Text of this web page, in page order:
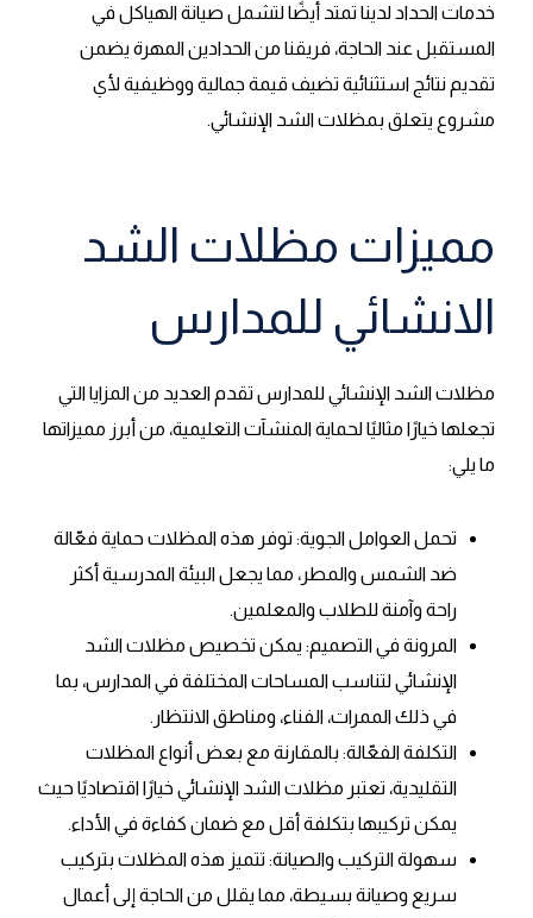
خدمات الحداد لدينا تمتد أيضًا لتشمل صيانة الهياكل في
المستقبل عند الحاجة، فريقنا من الحدادين المهرة يضمن
تقديم نتائج استثنائية تضيف قيمة جمالية ووظيفية لأي
مشروع يتعلق بمظلات الشد الإنشائي.
مميزات مظلات الشد
الانشائي للمدارس
مظلات الشد الإنشائي للمدارس تقدم العديد من المزايا التي
تجعلها خيارًا مثاليًا لحماية المنشآت التعليمية، من أبرز مميزاتها
ما يلي:
تحمل العوامل الجوية: توفر هذه المظلات حماية فعّالة
ضد الشمس والمطر، مما يجعل البيئة المدرسية أكثر
راحة وآمنة للطلاب والمعلمين.
المرونة في التصميم: يمكن تخصيص مظلات الشد
الإنشائي لتناسب المساحات المختلفة في المدارس، بما
في ذلك الممرات، الفناء، ومناطق الانتظار.
التكلفة الفعّالة: بالمقارنة مع بعض أنواع المظلات
التقليدية، تعتبر مظلات الشد الإنشائي خيارًا اقتصاديًا حيث
يمكن تركيبها بتكلفة أقل مع ضمان كفاءة في الأداء.
سهولة التركيب والصيانة: تتميز هذه المظلات بتركيب
سريع وصيانة بسيطة، مما يقلل من الحاجة إلى أعمال